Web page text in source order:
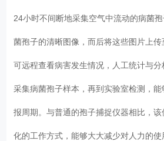
24小时不间断地采集空气中流动的病菌孢
菌孢子的清晰图像，而后将这些图片上传
可远程查看病害发生情况，人工统计与分
采集病菌孢子样本，再到实验室检测
报周期。与普通的孢子捕捉仪器相比，
化的工作方式，能够大大减少对人力的使用